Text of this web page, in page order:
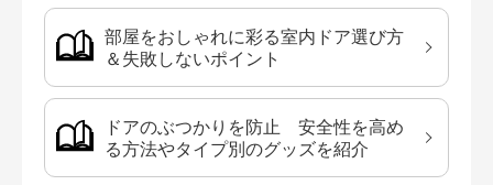
部屋をおしゃれに彩る室内ドア選び方
＆失敗しないポイント
ドアのぶつかりを防止 安全性を高め
る方法やタイプ別のグッズを紹介